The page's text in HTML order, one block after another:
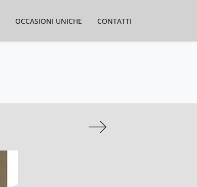
OCCASIONI UNICHE CONTATTI